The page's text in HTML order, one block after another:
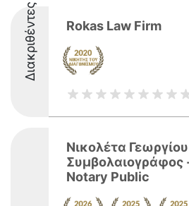
Διακριθέντες Rokas Law Firm
Νικολέτα
Συμβολαιογράφος
Notary Public